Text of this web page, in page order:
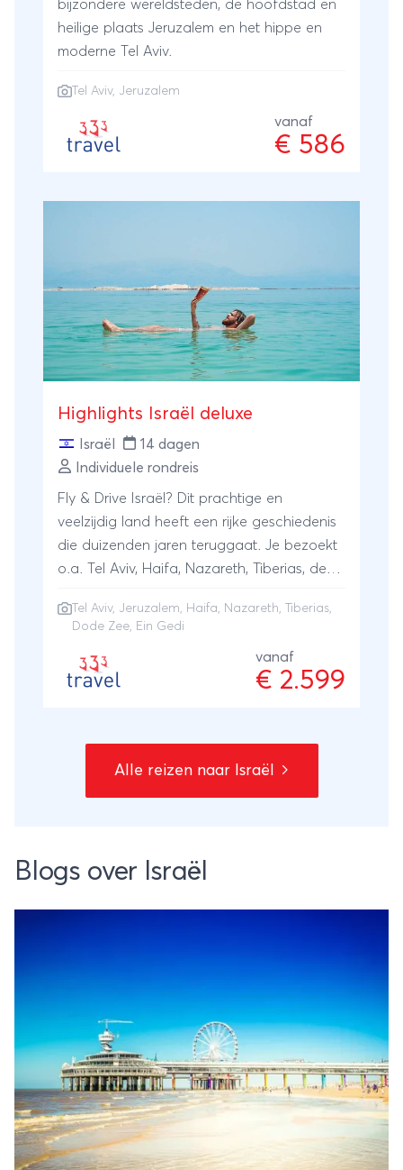
bijzondere wereldsteden, de hoofdstad en
heilige plaats Jeruzalem en het hippe en
moderne Tel Aviv.
Tel Aviv, Jeruzalem
vanaf
€ 586
Highlights Israël deluxe
Israël
14 dagen
Individuele rondreis
Fly & Drive Israël? Dit prachtige en
veelzijdig land heeft een rijke geschiedenis
die duizenden jaren teruggaat. Je bezoekt
o.a. Tel Aviv, Haifa, Nazareth, Tiberias, de
verblijft in luxe hotels.
Tel Aviv, Jeruzalem, Haifa, Nazareth, Tiberias,
Dode Zee, Ein Gedi
vanaf
€ 2.599
Alle reizen naar Israël
Blogs over Israël